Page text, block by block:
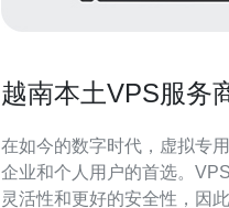
越南本土VPS服务
在如今的数字时代，虚拟专
企业和个人用户的首选。
灵活性和更好的安全性，因